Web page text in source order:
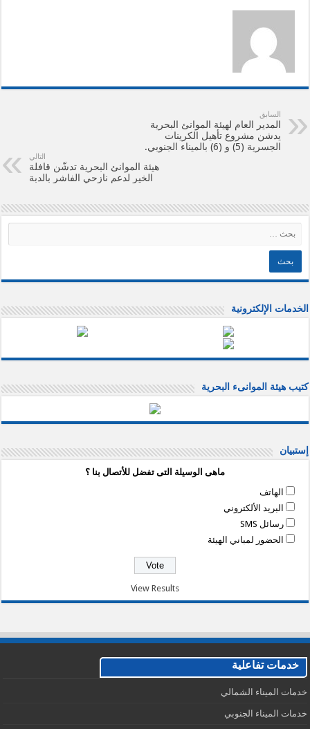
السابق
المدير العام لهيئة الموانئ البحرية
يدشن مشروع تأهيل الكرينات
الجسرية (5) و (6) بالميناء الجنوبي.
التالي
هيئة الموانئ البحرية تدشّن قافلة
الخير لدعم نازحي الفاشر بالدبة
الخدمات الإلكترونية
كتيب هيئة الموانىء البحرية
إستبيان
ماهى الوسيلة التى تفضل للأتصال بنا ؟
الهاتف
البريد الألكتروني
رسائل SMS
الحضور لمباني الهيئة
View Results
خدمات تفاعلية
خدمات الميناء الشمالي
خدمات الميناء الجنوبي